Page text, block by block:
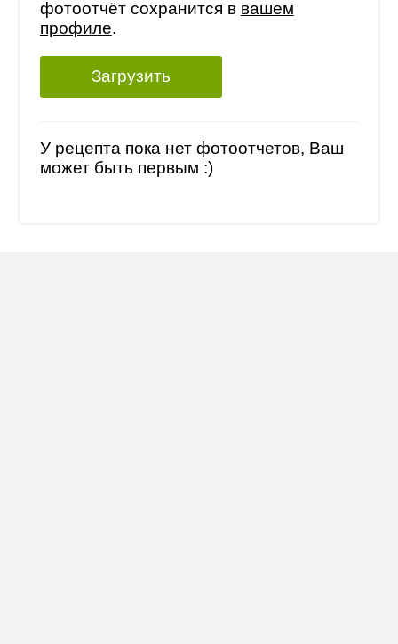
фотоотчёт сохранится в вашем
профиле.
Загрузить
У рецепта пока нет фотоотчетов, Ваш
может быть первым :)